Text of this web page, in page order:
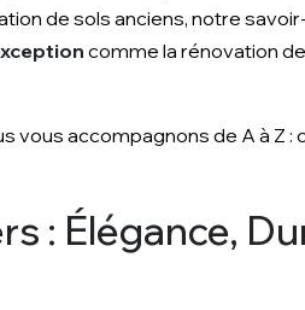
de sols anciens, notre
comme la rénovation
accompagnons de A à Z
: Élégance,